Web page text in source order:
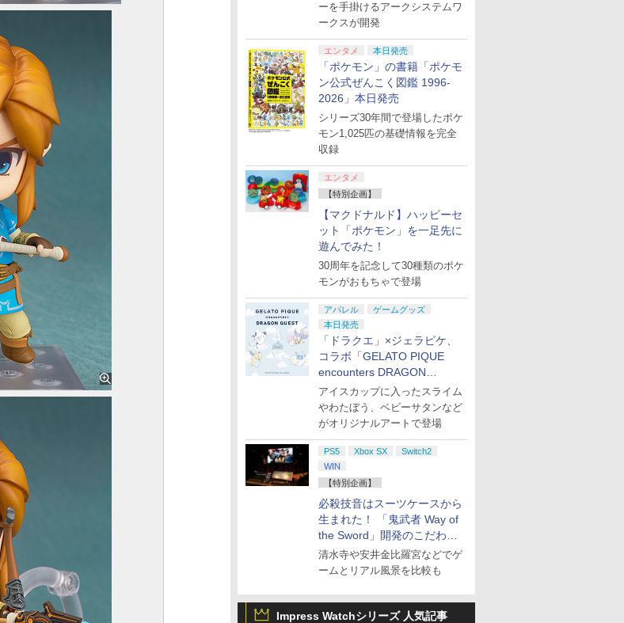
ーを手掛けるアークシステムワ
ークスが開発
エンタメ 本日発売
「ポケモン」の書籍「ポケモ
ン公式ぜんこく図鑑 1996-
2026」本日発売
シリーズ30年間で登場したポケ
モン1,025匹の基礎情報を完全
収録
エンタメ
【特別企画】
【マクドナルド】ハッピーセ
ット「ポケモン」を一足先に
遊んでみた！
30周年を記念して30種類のポケ
モンがおもちゃで登場
アパレル
ゲームグッズ
本日発売
「ドラクエ」×ジェラピケ、
コラボ「GELATO PIQUE
encounters DRAGON
QUEST」第2弾が本日発売
アイスカップに入ったスライム
やわたぼう、ベビーサタンなど
がオリジナルアートで登場
PS5 Xbox SX
Switch2
WIN
【特別企画】
必殺技音はスーツケースから
生まれた！ 「鬼武者 Way of
the Sword」開発のこだわり
を目撃！
清水寺や安井金比羅宮などでゲ
ームとリアル風景を比較も
Impress Watchシリーズ 人気記事